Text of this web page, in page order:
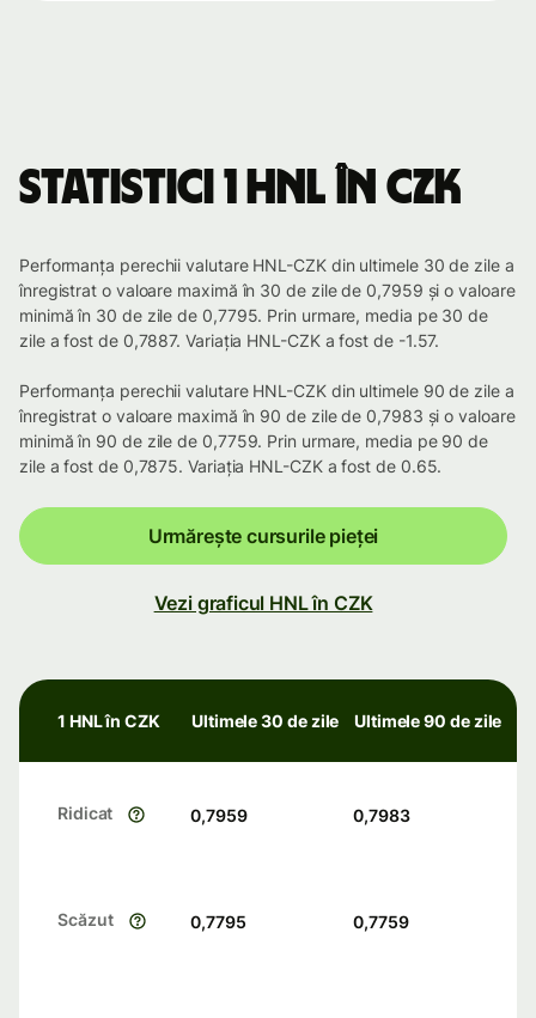
Statistici 1 HNL în CZK
Performanța perechii valutare HNL-CZK din ultimele 30 de zile a
înregistrat o valoare maximă în 30 de zile de 0,7959 și o valoare
minimă în 30 de zile de 0,7795. Prin urmare, media pe 30 de
zile a fost de 0,7887. Variația HNL-CZK a fost de -1.57.
Performanța perechii valutare HNL-CZK din ultimele 90 de zile a
înregistrat o valoare maximă în 90 de zile de 0,7983 și o valoare
minimă în 90 de zile de 0,7759. Prin urmare, media pe 90 de
zile a fost de 0,7875. Variația HNL-CZK a fost de 0.65.
Urmărește cursurile pieței
Vezi graficul HNL în CZK
1 HNL în CZK Ultimele 30 de zile Ultimele 90 de zile
Ridicat 0,7959 0,7983
Scăzut 0,7795 0,7759